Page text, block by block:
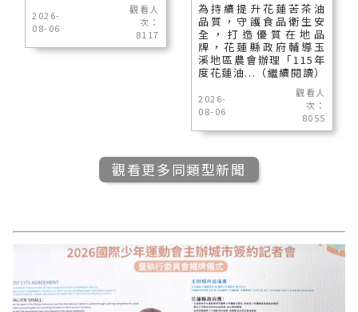
2026-
08-06
觀看人
次：
8117
為持續提升花蓮苦茶油
品質，守護食品衛生安
全，打造優質在地品
牌，花蓮縣政府輔導玉
溪地區農會辦理「115年
度花蓮油...（繼續閱讀）
2026-
08-06
觀看人
次：
8055
觀看更多同類型新聞